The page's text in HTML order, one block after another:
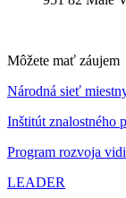
Môžete mať záujem
Národná sieť
Inštitút znalostného
Program rozvoja
LEADER